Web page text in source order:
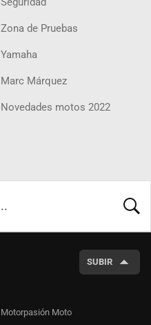
Zona de Pruebas
Yamaha
Marc Márquez
Novedades motos 2022
SUBIR
Motorpasión Moto